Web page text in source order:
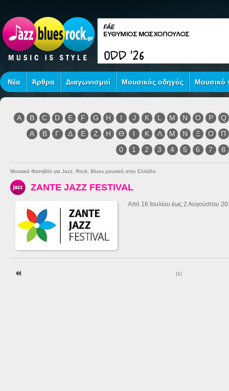
Νέα Άρθρα Διαγωνισμοί Μουσικός οδηγός Μουσικό
A B C D E F G H I J K L M N O P
Q
Α
Β Γ Δ Ε Ζ Η Θ Ι Κ Λ Μ Ν Ξ Ο
Π
0
1 2 3 4 5 6 7 8
Μουσικά Φεστιβάλ για Jazz, Rock, Blues μουσική στην Ελλάδα.
ZANTE JAZZ FESTIVAL
Από 16 Ιουλίου έως 2 Αυγούστου
|1 |